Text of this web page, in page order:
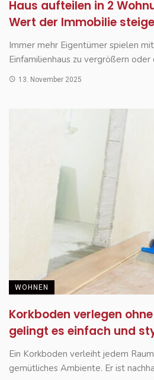
Haus aufteilen in 2
Wert der Immobilie
Immer mehr Eigentümer spielen
Einfamilienhaus zu vergrößern oder
13. November 2025
WOHNEN
Korkboden verlegen
gelingt es einfach und
Ein Korkboden verleiht jedem
gemütliches Ambiente. Er ist